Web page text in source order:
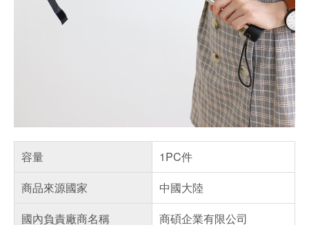
容量
1PC件
商品來源國家
中國大陸
國內負責廠商名稱
商碩企業有限公司